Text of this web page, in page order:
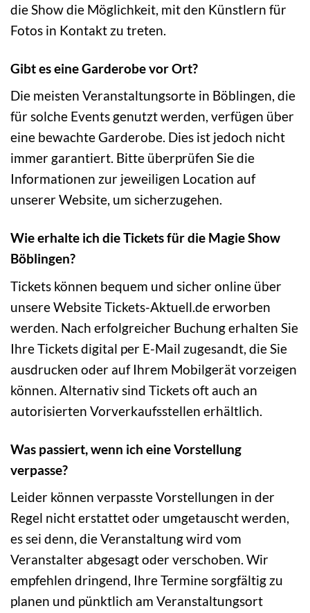
die Show die Möglichkeit, mit den Künstlern für
Fotos in Kontakt zu treten.
Gibt es eine Garderobe vor Ort?
Die meisten Veranstaltungsorte in Böblingen, die
für solche Events genutzt werden, verfügen über
eine bewachte Garderobe. Dies ist jedoch nicht
immer garantiert. Bitte überprüfen Sie die
Informationen zur jeweiligen Location auf
unserer Website, um sicherzugehen.
Wie erhalte ich die Tickets für die Magie Show
Böblingen?
Tickets können bequem und sicher online über
unsere Website Tickets-Aktuell.de erworben
werden. Nach erfolgreicher Buchung erhalten Sie
Ihre Tickets digital per E-Mail zugesandt, die Sie
ausdrucken oder auf Ihrem Mobilgerät vorzeigen
können. Alternativ sind Tickets oft auch an
autorisierten Vorverkaufsstellen erhältlich.
Was passiert, wenn ich eine Vorstellung
verpasse?
Leider können verpasste Vorstellungen in der
Regel nicht erstattet oder umgetauscht werden,
es sei denn, die Veranstaltung wird vom
Veranstalter abgesagt oder verschoben. Wir
empfehlen dringend, Ihre Termine sorgfältig zu
planen und pünktlich am Veranstaltungsort